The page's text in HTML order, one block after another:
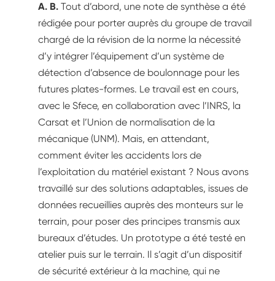
A. B. Tout d’abord, une note de synthèse a été
rédigée pour porter auprès du groupe de travail
chargé de la révision de la norme la nécessité
d’y intégrer l’équipement d’un système de
détection d’absence de boulonnage pour les
futures plates-formes. Le travail est en cours,
avec le Sfece, en collaboration avec l’INRS, la
Carsat et l’Union de normalisation de la
mécanique (UNM). Mais, en attendant,
comment éviter les accidents lors de
l’exploitation du matériel existant ? Nous avons
travaillé sur des solutions adaptables, issues de
données recueillies auprès des monteurs sur le
terrain, pour poser des principes transmis aux
bureaux d’études. Un prototype a été testé en
atelier puis sur le terrain. Il s’agit d’un dispositif
de sécurité extérieur à la machine, qui ne